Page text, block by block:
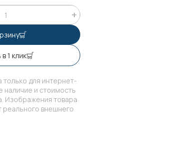
1 клик
только для интернет-
наличие и стоимость
Изображения товара
реального внешнего